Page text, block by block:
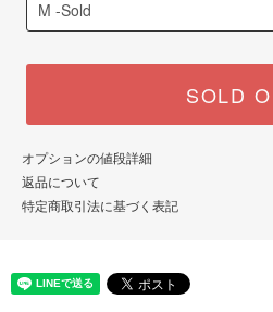
SOLD
オプションの値段詳細
返品について
特定商取引法に基づく表記